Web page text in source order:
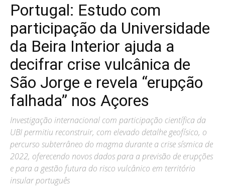
Portugal: Estudo com
participação da Universidade
da Beira Interior ajuda a
decifrar crise vulcânica de
São Jorge e revela “erupção
falhada” nos Açores
Investigação internacional com participação científica da
UBI permitiu reconstruir, com elevado detalhe geofísico, o
percurso subterrâneo do magma durante a crise sísmica de
2022, oferecendo novos dados para a previsão de erupções
e para a gestão futura do risco vulcânico em território
insular português